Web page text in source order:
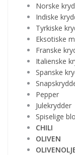
Norske
Indiske
Tyrkiske
Eksotiske
Franske
Italienske
Spanske
Pepper
Julekrydder
Spiselige
CHILI
OLIVEN